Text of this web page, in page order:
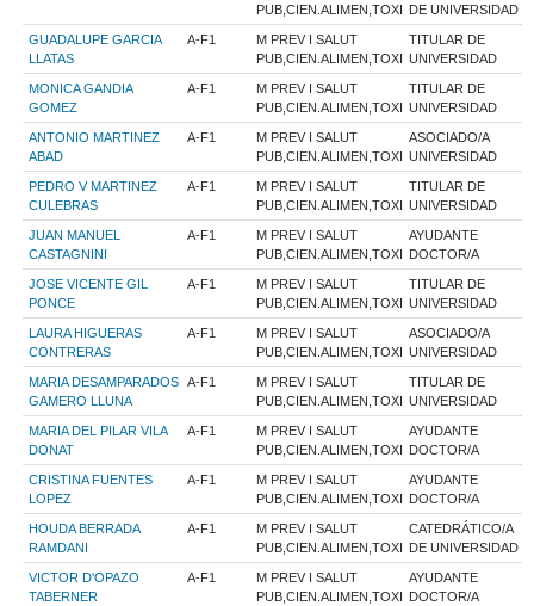
PUB,CIEN.ALIMEN,TOXI
DE UNIVERSIDAD
GUADALUPE GARCIA
LLATAS
A-F1
M PREV I SALUT
PUB,CIEN.ALIMEN,TOXI
TITULAR DE
UNIVERSIDAD
MONICA GANDIA
GOMEZ
A-F1
M PREV I SALUT
PUB,CIEN.ALIMEN,TOXI
TITULAR DE
UNIVERSIDAD
ANTONIO MARTINEZ
ABAD
A-F1
M PREV I SALUT
PUB,CIEN.ALIMEN,TOXI
ASOCIADO/A
UNIVERSIDAD
PEDRO V MARTINEZ
CULEBRAS
A-F1
M PREV I SALUT
PUB,CIEN.ALIMEN,TOXI
TITULAR DE
UNIVERSIDAD
JUAN MANUEL
CASTAGNINI
A-F1
M PREV I SALUT
PUB,CIEN.ALIMEN,TOXI
AYUDANTE
DOCTOR/A
JOSE VICENTE GIL
PONCE
A-F1
M PREV I SALUT
PUB,CIEN.ALIMEN,TOXI
TITULAR DE
UNIVERSIDAD
LAURA HIGUERAS
CONTRERAS
A-F1
M PREV I SALUT
PUB,CIEN.ALIMEN,TOXI
ASOCIADO/A
UNIVERSIDAD
MARIA DESAMPARADOS
GAMERO LLUNA
A-F1
M PREV I SALUT
PUB,CIEN.ALIMEN,TOXI
TITULAR DE
UNIVERSIDAD
MARIA DEL PILAR VILA
DONAT
A-F1
M PREV I SALUT
PUB,CIEN.ALIMEN,TOXI
AYUDANTE
DOCTOR/A
CRISTINA FUENTES
LOPEZ
A-F1
M PREV I SALUT
PUB,CIEN.ALIMEN,TOXI
AYUDANTE
DOCTOR/A
HOUDA BERRADA
RAMDANI
A-F1
M PREV I SALUT
PUB,CIEN.ALIMEN,TOXI
CATEDRÁTICO/A
DE UNIVERSIDAD
VICTOR D'OPAZO
TABERNER
A-F1
M PREV I SALUT
PUB,CIEN.ALIMEN,TOXI
AYUDANTE
DOCTOR/A